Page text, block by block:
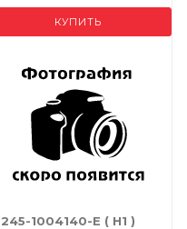
КУПИТЬ
245-1004140-Е ( Н1 )